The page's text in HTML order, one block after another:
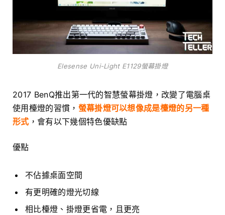
Elesense Uni-Light E1129螢幕掛燈
2017 BenQ推出第一代的智慧螢幕掛燈，改變了電腦桌
使用檯燈的習慣， 螢幕掛燈可以想像成是檯燈的另一種
形式 ，會有以下幾個特色優缺點
優點
不佔據桌面空間
有更明確的燈光切線
相比檯燈、掛燈更省電，且更亮